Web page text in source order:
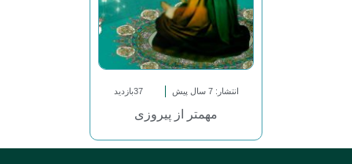
انتشار: 7 سال پیش 37بازدید
مهمتر از پیروزی